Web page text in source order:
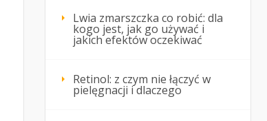
Lwia zmarszczka co robić: dla
kogo jest, jak go używać i
jakich efektów oczekiwać
Retinol: z czym nie łączyć w
pielęgnacji i dlaczego